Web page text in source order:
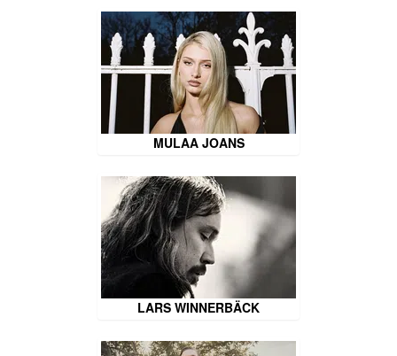
MULAA JOANS
LARS WINNERBÄCK